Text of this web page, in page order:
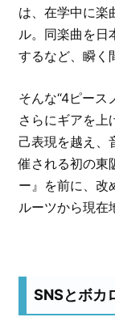
は、在学中に楽
ル。同楽曲を日
するなど、瞬く
そんな“4ピース
さらにギアを上
己表現を越え、
催される初の東
ー』を前に、改
ルーツから現在
SNSとボカ